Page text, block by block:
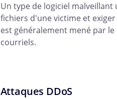
Un type de logiciel
fichiers d'une victime et
est généralement mené par
courriels.
Attaques DDoS